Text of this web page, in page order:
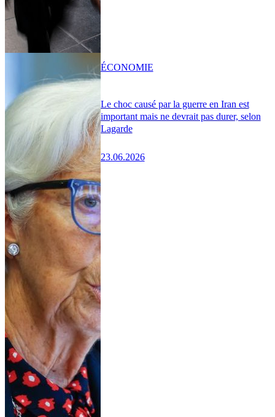
Le choc causé par la guerre en Iran est
important mais ne devrait pas durer, selon
Lagarde
23.06.2026
ÉCONOMIE